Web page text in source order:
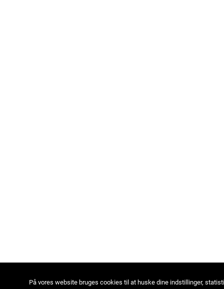
På vores website bruges cookies til at huske dine indstillinger,